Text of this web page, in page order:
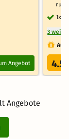
Angebot
1x
3
4.5
Angebote